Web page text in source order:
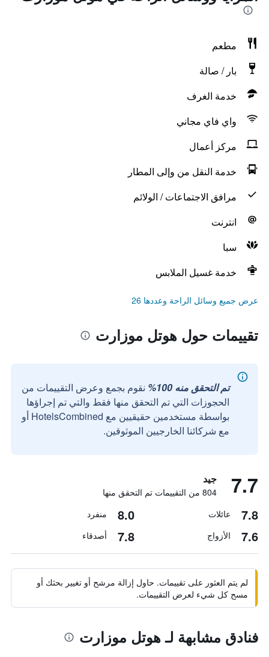
مطعم
بار / صالة
خدمة الغرف
واي فاي مجاني
مركز أعمال
خدمة النقل من وإلى المطار
مرافق الاجتماعات / الولائم
انترنت
سبا
خدمة غسيل الملابس
عرض جميع وسائل الراحة وعددها 26
تقييمات حول هوتل موزارت
تم التحقق منه 100%
نقوم بجمع وعرض التقييمات من
الحجوزات التي تم التحقق منها فقط والتي تم إجراؤها
بواسطة مستخدمين حقيقيين مع HotelsCombined أو
مع شركائنا الخارجيين الموثوقين.
7.7 جيد
804 من التقييمات تم التحقق منها
7.8 عائلات 8.0 منفرد
7.6 الأزواج 7.8 أصدقاء
لم يتم العثور على تقييمات. حاول إزالة مرشح أو تغيير بحثك أو
مسح كل شيء لعرض التقييمات.
فنادق مشابهة لـ هوتل موزارت